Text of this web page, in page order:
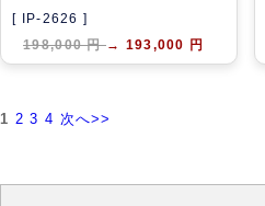
[ IP-2626 ]
198,000 円→ 193,000 円
1 2 3 4 次へ>>